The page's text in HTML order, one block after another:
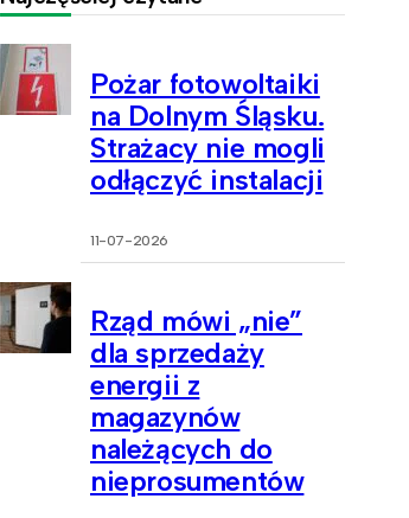
Pożar fotowoltaiki
na Dolnym Śląsku.
Strażacy nie mogli
odłączyć instalacji
11-07-2026
Rząd mówi „nie”
dla sprzedaży
energii z
magazynów
należących do
nieprosumentów